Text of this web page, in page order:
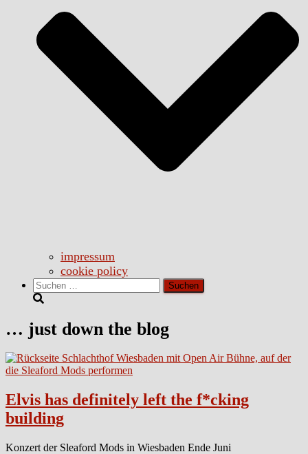
impressum
cookie policy
Suchen
nach:
… just down the blog
Elvis has definitely left the f*cking
building
Konzert der Sleaford Mods in Wiesbaden Ende Juni